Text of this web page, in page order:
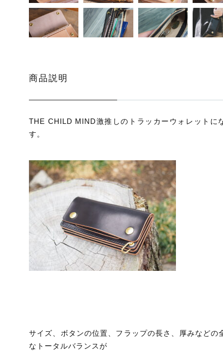
商品説明
THE CHILD MIND激推しのトラッカーウォレットに
す。
サイズ、ボタンの位置、フラップの長さ、厚みなどの
なトータルバランスが